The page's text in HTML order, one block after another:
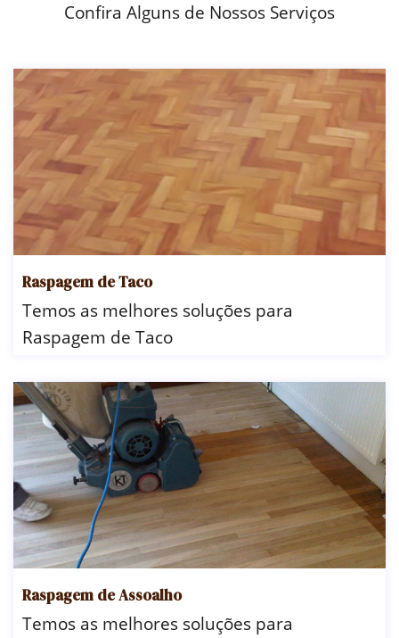
Confira Alguns de Nossos Serviços
Raspagem de Taco
Temos as melhores soluções para
Raspagem de Taco
Raspagem de Assoalho
Temos as melhores soluções para